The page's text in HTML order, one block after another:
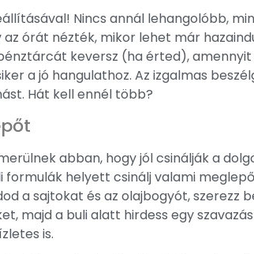
Nincs annál lehangolóbb,
órát nézték, mikor lehet már
keversz (ha érted), amennyit
a jó hangulathoz. Az izgalmas
Hát kell ennél több?
abban, hogy jól csinálják a
formulák helyett csinálj valami
a sajtokat és az olajbogyót, szerezz
majd a buli alatt hirdess egy
is.